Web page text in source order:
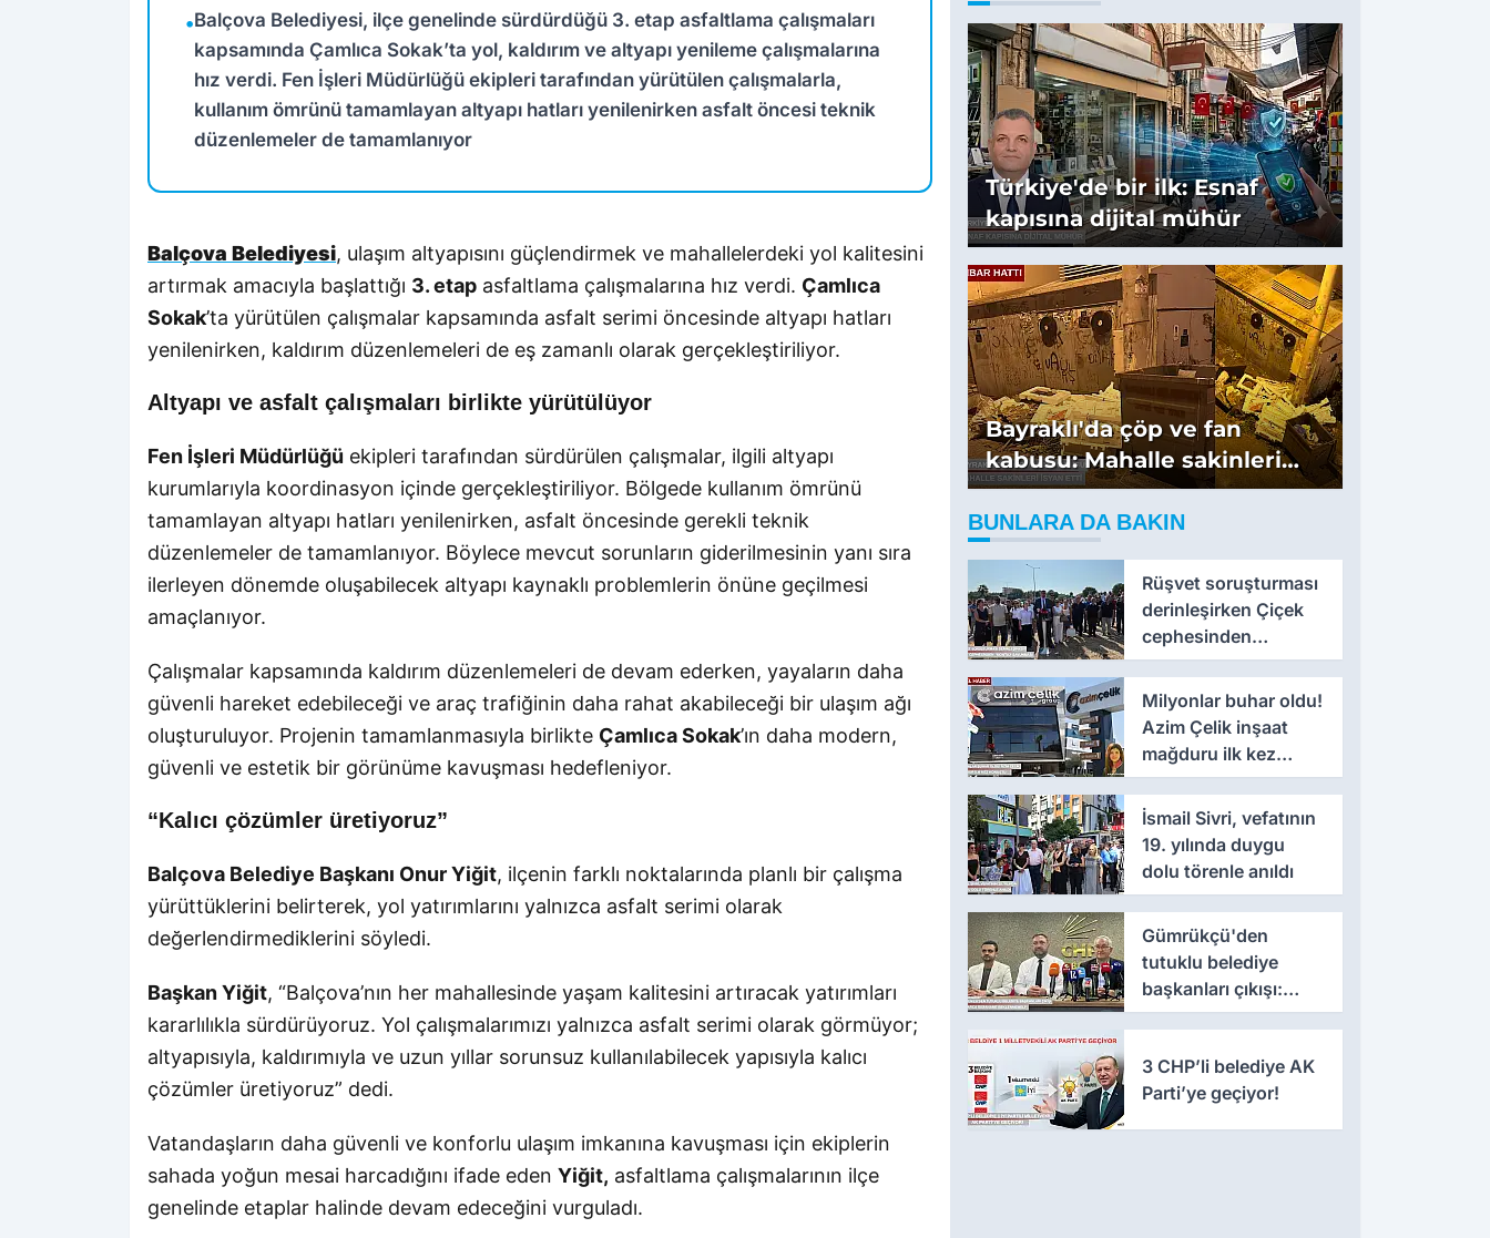
•Balçova Belediyesi, ilçe genelinde sürdürdüğü 3. etap asfaltlama çalışmaları
kapsamında Çamlıca Sokak’ta yol, kaldırım ve altyapı yenileme çalışmalarına
hız verdi. Fen İşleri Müdürlüğü ekipleri tarafından yürütülen çalışmalarla,
kullanım ömrünü tamamlayan altyapı hatları yenilenirken asfalt öncesi teknik
düzenlemeler de tamamlanıyor
Balçova Belediyesi, ulaşım altyapısını güçlendirmek ve mahallelerdeki yol kalitesini
artırmak amacıyla başlattığı 3. etap asfaltlama çalışmalarına hız verdi. Çamlıca
Sokak’ta yürütülen çalışmalar kapsamında asfalt serimi öncesinde altyapı hatları
yenilenirken, kaldırım düzenlemeleri de eş zamanlı olarak gerçekleştiriliyor.
Altyapı ve asfalt çalışmaları birlikte yürütülüyor
Fen İşleri Müdürlüğü ekipleri tarafından sürdürülen çalışmalar, ilgili altyapı
kurumlarıyla koordinasyon içinde gerçekleştiriliyor. Bölgede kullanım ömrünü
tamamlayan altyapı hatları yenilenirken, asfalt öncesinde gerekli teknik
düzenlemeler de tamamlanıyor. Böylece mevcut sorunların giderilmesinin yanı sıra
ilerleyen dönemde oluşabilecek altyapı kaynaklı problemlerin önüne geçilmesi
amaçlanıyor.
Çalışmalar kapsamında kaldırım düzenlemeleri de devam ederken, yayaların daha
güvenli hareket edebileceği ve araç trafiğinin daha rahat akabileceği bir ulaşım ağı
oluşturuluyor. Projenin tamamlanmasıyla birlikte Çamlıca Sokak’ın daha modern,
güvenli ve estetik bir görünüme kavuşması hedefleniyor.
“Kalıcı çözümler üretiyoruz”
Balçova Belediye Başkanı Onur Yiğit, ilçenin farklı noktalarında planlı bir çalışma
yürüttüklerini belirterek, yol yatırımlarını yalnızca asfalt serimi olarak
değerlendirmediklerini söyledi.
Başkan Yiğit, “Balçova’nın her mahallesinde yaşam kalitesini artıracak yatırımları
kararlılıkla sürdürüyoruz. Yol çalışmalarımızı yalnızca asfalt serimi olarak görmüyor;
altyapısıyla, kaldırımıyla ve uzun yıllar sorunsuz kullanılabilecek yapısıyla kalıcı
çözümler üretiyoruz” dedi.
Vatandaşların daha güvenli ve konforlu ulaşım imkanına kavuşması için ekiplerin
sahada yoğun mesai harcadığını ifade eden Yiğit, asfaltlama çalışmalarının ilçe
genelinde etaplar halinde devam edeceğini vurguladı.
Türkiye'de bir ilk: Esnaf
kapısına dijital mühür
Bayraklı'da çöp ve fan
kabusu: Mahalle sakinleri
isyan etti
BUNLARA DA BAKIN
Rüşvet soruşturması
derinleşirken Çiçek
cephesinden
'montaj' savunması
Milyonlar buhar oldu!
Azim Çelik inşaat
mağduru ilk kez
konuştu
İsmail Sivri, vefatının
19. yılında duygu
dolu törenle anıldı
Gümrükçü'den
tutuklu belediye
başkanları çıkışı:
'Yıllarca iddianame
3 CHP’li belediye AK
Parti’ye geçiyor!